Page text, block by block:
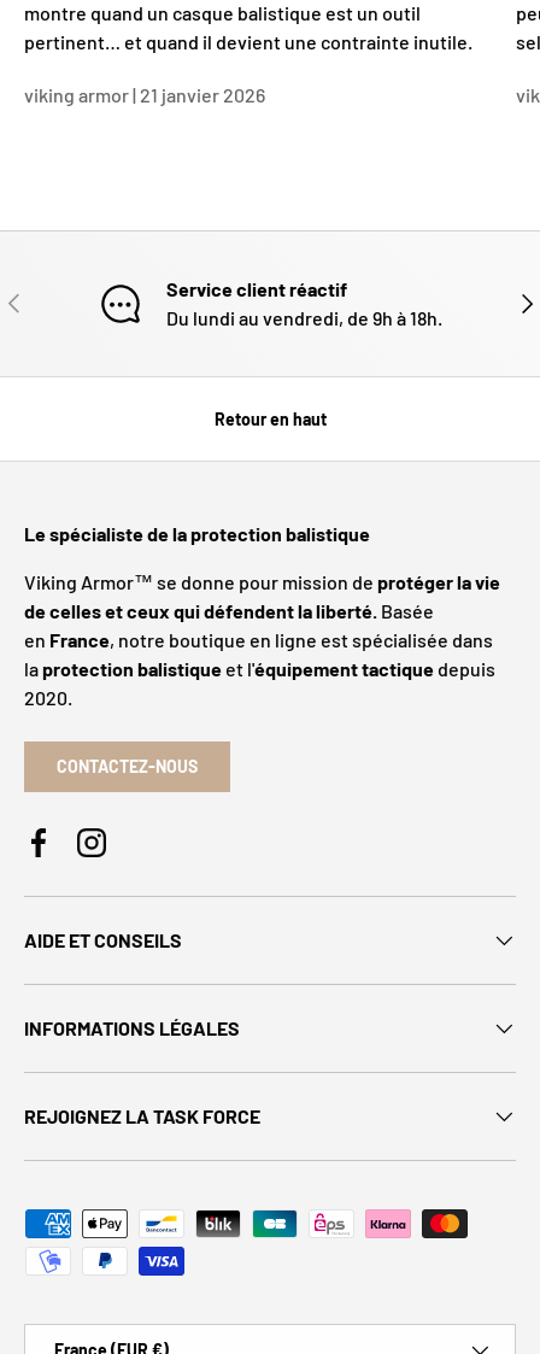
montre quand un casque balistique est un outil
pertinent… et quand il devient une contrainte inutile.
viking armor | 21 janvier 2026
PRÉCÉDENT
Service client réactif
Du lundi au vendredi, de 9h à 18h.
Retour en haut
Le spécialiste de la protection balistique
Viking Armor™ se donne pour mission de protéger la vie
de celles et ceux qui défendent la liberté. Basée
en France, notre boutique en ligne est spécialisée dans
laprotection balistique et l'équipement tactique depuis
2020.
CONTACTEZ-NOUS
FacebookInstagram
AIDE ET CONSEILS
INFORMATIONS LÉGALES
REJOIGNEZ LA TASK FORCE
Moyens de paiement acceptés
France (EUR €)